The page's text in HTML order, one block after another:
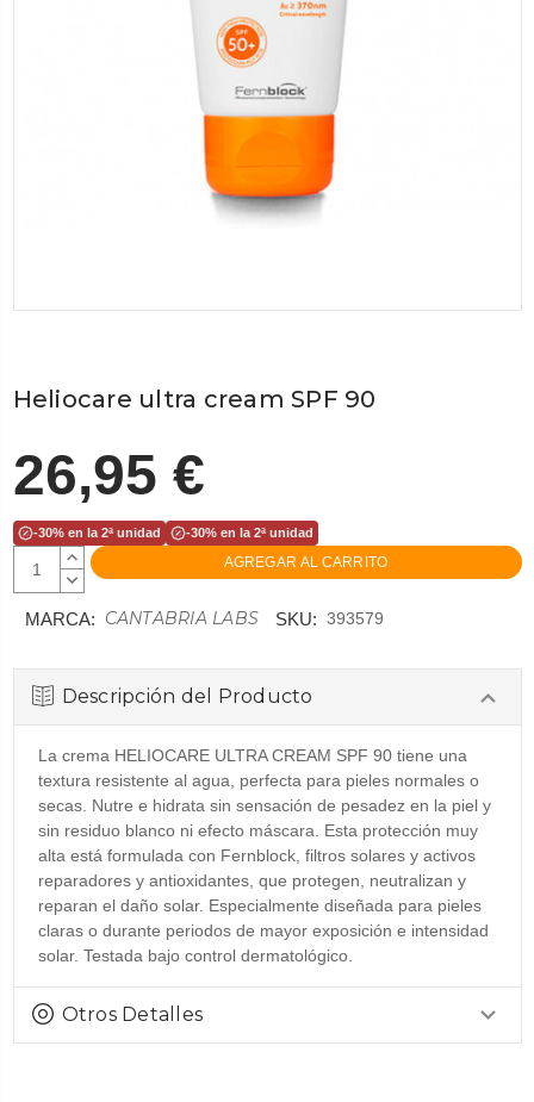
Heliocare ultra cream SPF 90
26,95 €
-30% en la 2ª unidad -30% en la 2ª unidad
AUMENTAR
CANTIDAD:
DISMINUIR
MARCA: CANTABRIA LABS SKU: 393579
Descripción del Producto
La crema HELIOCARE ULTRA CREAM SPF 90 tiene una
textura resistente al agua, perfecta para pieles normales o
secas. Nutre e hidrata sin sensación de pesadez en la piel y
sin residuo blanco ni efecto máscara. Esta protección muy
alta está formulada con Fernblock, filtros solares y activos
reparadores y antioxidantes, que protegen, neutralizan y
reparan el daño solar. Especialmente diseñada para pieles
claras o durante periodos de mayor exposición e intensidad
solar. Testada bajo control dermatológico.
Otros Detalles